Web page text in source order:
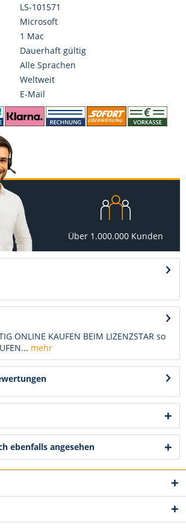
LS-101571
Microsoft
1 Mac
Dauerhaft gültig
Alle Sprachen
Weltweit
E-Mail
Über 1.000.000 Kunden
ONLINE KAUFEN BEIM LIZENZSTAR so
mehr
ebenfalls angesehen